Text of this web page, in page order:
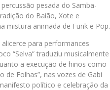
pesada do Samba-
do Baião, Xote e
mistura animada de Funk e Pop.
alicerce para performances
“Selva” traduziu musicalmente
a execução de hinos como
de Folhas”, nas vozes de Gabi
político e celebração da